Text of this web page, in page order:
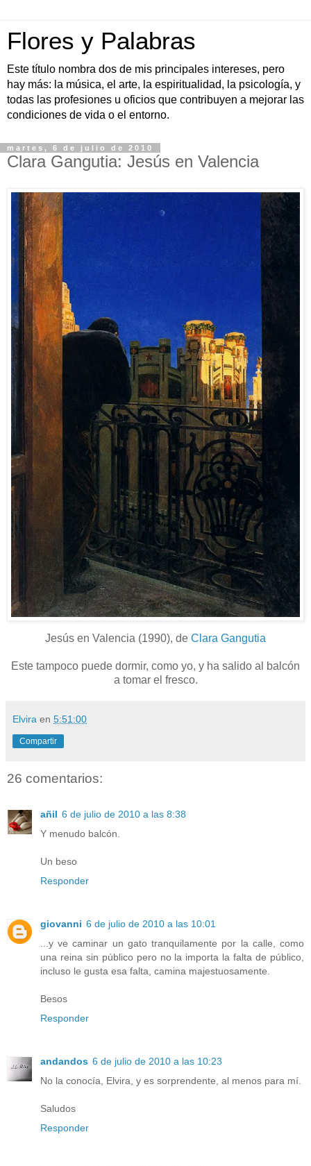
Flores y Palabras
Este título nombra dos de mis principales intereses, pero
hay más: la música, el arte, la espiritualidad, la psicología, y
todas las profesiones u oficios que contribuyen a mejorar las
condiciones de vida o el entorno.
martes, 6 de julio de 2010
Clara Gangutia: Jesús en Valencia
Jesús en Valencia (1990), de Clara Gangutia
Este tampoco puede dormir, como yo, y ha salido al balcón
a tomar el fresco.
Elvira en 5:51:00
Compartir
26 comentarios:
añil 6 de julio de 2010 a las 8:38
Y menudo balcón.
Un beso
Responder
giovanni 6 de julio de 2010 a las 10:01
...y ve caminar un gato tranquilamente por la calle, como
una reina sin público pero no la importa la falta de público,
incluso le gusta esa falta, camina majestuosamente.
Besos
Responder
andandos 6 de julio de 2010 a las 10:23
No la conocía, Elvira, y es sorprendente, al menos para mí.
Saludos
Responder